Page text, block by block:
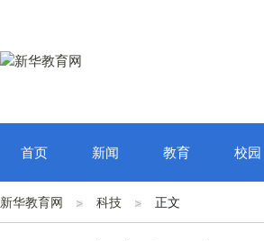
首页 新闻 教育 校园
新华教育网 科技 正文